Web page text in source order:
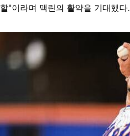
할"이라며 맥린의 활약을 기대했다.